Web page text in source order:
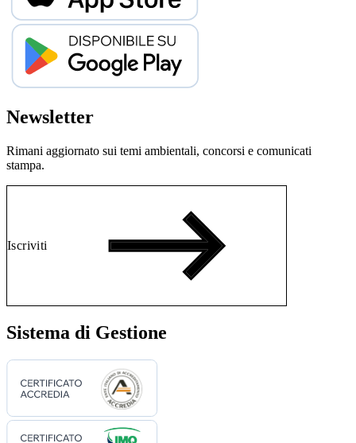
Newsletter
Rimani aggiornato sui temi ambientali, concorsi e comunicati
stampa.
Iscriviti
Sistema di Gestione